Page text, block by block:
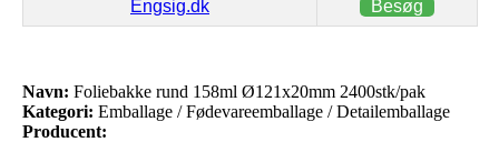
Engsig.dk Besøg
Navn: Foliebakke rund 158ml Ø121x20mm 2400stk/pak
Kategori: Emballage / Fødevareemballage / Detailemballage
Producent: